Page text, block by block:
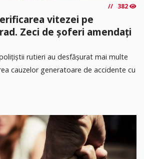
382
vitezei pe
Zeci de șoferi amendați
rutieri au desfășurat mai multe
cauzelor generatoare de accidente cu